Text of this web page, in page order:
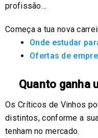
profissão…
Começa a tua nova
Onde estudar
Ofertas de
Quanto ganha
Os Críticos de Vinhos
distintos, conforme a
tenham no mercado.